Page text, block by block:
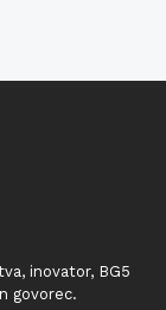
inovator, BG5
govorec.